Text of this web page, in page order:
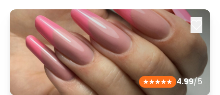
4.99/5